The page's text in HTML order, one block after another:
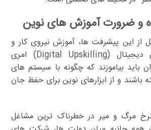
و ضرورت آموزش های نوین
از این پیشرفت ها، آموزش نیروی کار و
ارتقای مهارت های دیجیتال (Digital Upskilling) امری
باید بیاموزند که چگونه با سیستم های
باشند و از ابزارهای نوین برای حفظ جان
مرگ و میر در خطرناک ترین مشاغل